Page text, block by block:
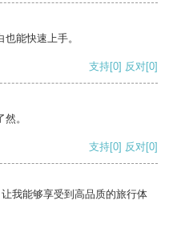
能快速上手。
支持[0] 反对[0]
。
支持[0] 反对[0]
我能够享受到高品质的旅行体